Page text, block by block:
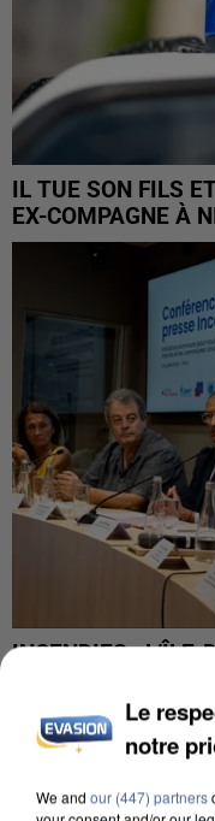
IL TUE SON FILS
EX-COMPAGNE À
INCENDIES : L’ÎLE-
DE SOLIDARITÉ
Le
notre
We and our (447) partners